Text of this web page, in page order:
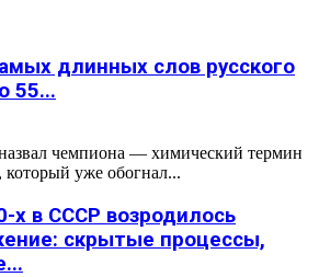
длинных слов русского
55...
чемпиона — химический термин
который уже обогнал...
х в СССР возродилось
скрытые процессы,